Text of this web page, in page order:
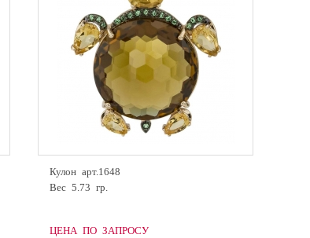
Кулон арт.1648
Вес 5.73 гр.
ЦЕНА ПО ЗАПРОСУ